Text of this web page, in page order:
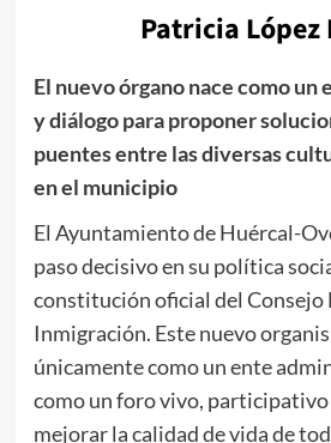
Patricia López
El nuevo órgano nace como un
y diálogo para proponer
puentes entre las diversas
en el municipio
El Ayuntamiento de Huércal-
paso decisivo en su política
constitución oficial del Consejo
Inmigración. Este nuevo
únicamente como un ente
como un foro vivo,
mejorar la calidad de vida de